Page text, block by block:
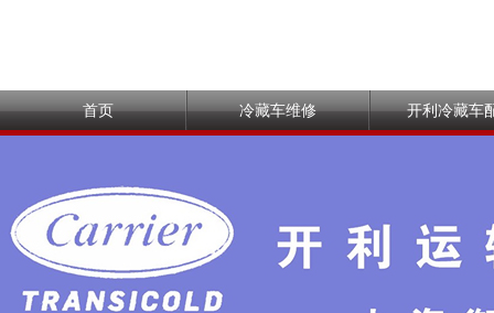
首页 冷藏车维修 开利冷藏车